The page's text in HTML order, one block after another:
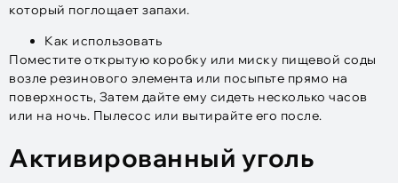
который поглощает запахи.
Как использовать
Поместите открытую коробку или миску пищевой соды
возле резинового элемента или посыпьте прямо на
поверхность, Затем дайте ему сидеть несколько часов
или на ночь. Пылесос или вытирайте его после.
Активированный уголь